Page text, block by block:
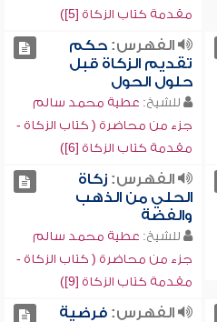
مقدمة كتاب الزكاة [5])
الفهرس:حكم
تقديم الزكاة قبل
حلول الحول
للشيخ: عطية محمد سالم
جزء من محاضرة ( كتاب الزكاة -
مقدمة كتاب الزكاة [6])
الفهرس:زكاة
الحلي من الذهب
والفضة
للشيخ: عطية محمد سالم
جزء من محاضرة ( كتاب الزكاة -
مقدمة كتاب الزكاة [9])
الفهرس:فرضية